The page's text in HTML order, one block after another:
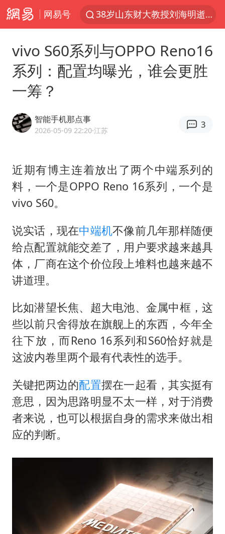
网易号
38岁山东财大教授刘海明逝世
陕西柞水遭遇暴雨五千余户群众转移
银行午休1.5小时 留个窗口行不行
沙特否认与胡塞武装举行会谈
香港殿堂级填词人黎彼得因病离世 终年76岁
李亚鹏向地铁吐血女孩捐99999元
41岁女子为鼓励女儿考上985研究生
乘客脱鞋散发异味 司机提醒反被怼
日本籍女网红在韩直播时自杀身亡
总书记关心百姓身边这些民生大事
vivo S60系列与OPPO Reno16
系列：配置均曝光，谁会更胜
一筹？
智能手机那点事
2026-05-09 22:20·江苏
3
近期有博主连着放出了两个中端系列的
料，一个是OPPO Reno 16系列，一个是
vivo S60。
说实话，现在中端机不像前几年那样随便
给点配置就能交差了，用户要求越来越具
体，厂商在这个价位段上堆料也越来越不
讲道理。
比如潜望长焦、超大电池、金属中框，这
些以前只舍得放在旗舰上的东西，今年全
往下放，而Reno 16系列和S60恰好就是
这波内卷里两个最有代表性的选手。
关键把两边的配置摆在一起看，其实挺有
意思，因为思路明显不太一样，对于消费
者来说，也可以根据自身的需求来做出相
应的判断。